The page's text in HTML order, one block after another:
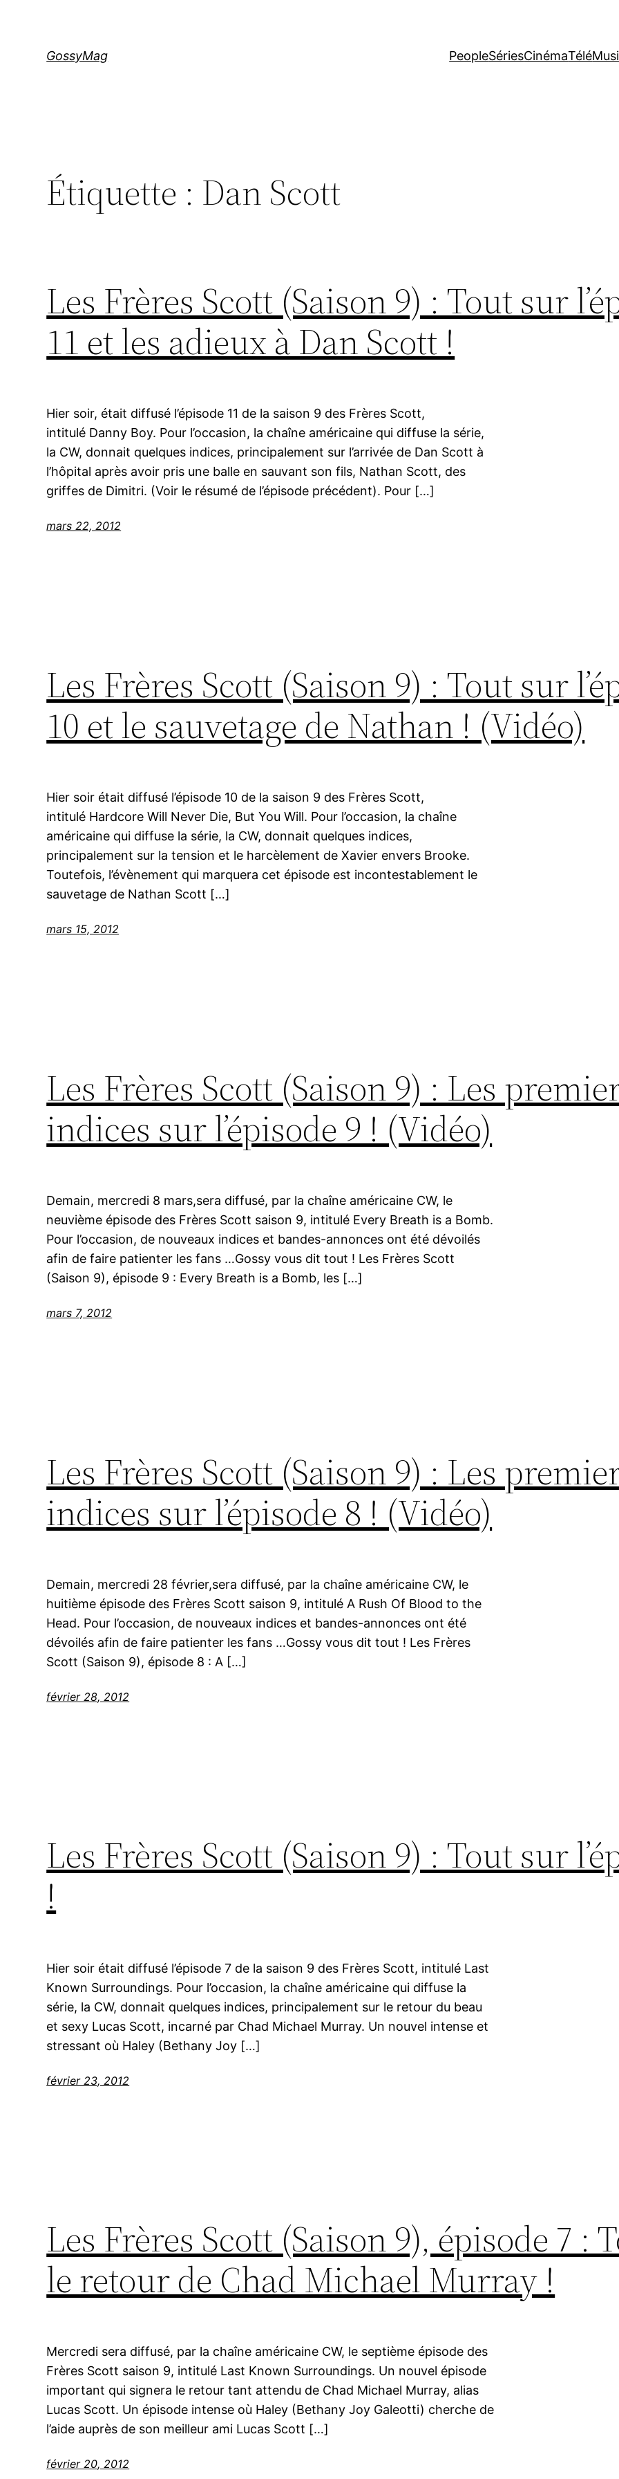
GossyMag PeopleSériesCinémaTélé
Étiquette : Dan Scott
Les Frères Scott (Saison 9) : Tout sur
11 et les adieux à Dan Scott !
Hier soir, était diffusé l’épisode 11 de la saison 9 des Frères Scott,
intitulé Danny Boy. Pour l’occasion, la chaîne américaine qui diffuse la série,
la CW, donnait quelques indices, principalement sur l’arrivée de Dan Scott à
l’hôpital après avoir pris une balle en sauvant son fils, Nathan Scott, des
griffes de Dimitri. (Voir le résumé de l’épisode précédent). Pour […]
mars 22, 2012
Les Frères Scott (Saison 9) : Tout sur
10 et le sauvetage de Nathan ! (Vidéo)
Hier soir était diffusé l’épisode 10 de la saison 9 des Frères Scott,
intitulé Hardcore Will Never Die, But You Will. Pour l’occasion, la chaîne
américaine qui diffuse la série, la CW, donnait quelques indices,
principalement sur la tension et le harcèlement de Xavier envers Brooke.
Toutefois, l’évènement qui marquera cet épisode est incontestablement le
sauvetage de Nathan Scott […]
mars 15, 2012
Les Frères Scott (Saison 9) : Les
indices sur l’épisode 9 ! (Vidéo)
Demain, mercredi 8 mars,sera diffusé, par la chaîne américaine CW, le
neuvième épisode des Frères Scott saison 9, intitulé Every Breath is a Bomb.
Pour l’occasion, de nouveaux indices et bandes-annonces ont été dévoilés
afin de faire patienter les fans …Gossy vous dit tout ! Les Frères Scott
(Saison 9), épisode 9 : Every Breath is a Bomb, les […]
mars 7, 2012
Les Frères Scott (Saison 9) : Les
indices sur l’épisode 8 ! (Vidéo)
Demain, mercredi 28 février,sera diffusé, par la chaîne américaine CW, le
huitième épisode des Frères Scott saison 9, intitulé A Rush Of Blood to the
Head. Pour l’occasion, de nouveaux indices et bandes-annonces ont été
dévoilés afin de faire patienter les fans …Gossy vous dit tout ! Les Frères
Scott (Saison 9), épisode 8 : A […]
février 28, 2012
Les Frères Scott (Saison 9) : Tout sur
!
Hier soir était diffusé l’épisode 7 de la saison 9 des Frères Scott, intitulé Last
Known Surroundings. Pour l’occasion, la chaîne américaine qui diffuse la
série, la CW, donnait quelques indices, principalement sur le retour du beau
et sexy Lucas Scott, incarné par Chad Michael Murray. Un nouvel intense et
stressant où Haley (Bethany Joy […]
février 23, 2012
Les Frères Scott (Saison 9), épisode 7 :
le retour de Chad Michael Murray !
Mercredi sera diffusé, par la chaîne américaine CW, le septième épisode des
Frères Scott saison 9, intitulé Last Known Surroundings. Un nouvel épisode
important qui signera le retour tant attendu de Chad Michael Murray, alias
Lucas Scott. Un épisode intense où Haley (Bethany Joy Galeotti) cherche de
l’aide auprès de son meilleur ami Lucas Scott […]
février 20, 2012